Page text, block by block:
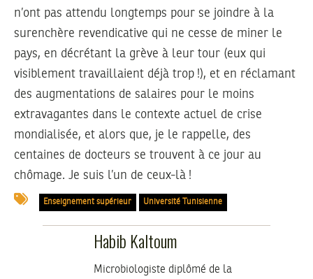
n’ont pas attendu longtemps pour se joindre à la
surenchère revendicative qui ne cesse de miner le
pays, en décrétant la grève à leur tour (eux qui
visiblement travaillaient déjà trop !), et en réclamant
des augmentations de salaires pour le moins
extravagantes dans le contexte actuel de crise
mondialisée, et alors que, je le rappelle, des
centaines de docteurs se trouvent à ce jour au
chômage. Je suis l’un de ceux-là !
Enseignement supérieur Université Tunisienne
Habib Kaltoum
Microbiologiste diplômé de la